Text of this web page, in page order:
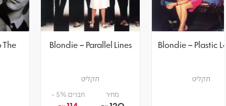
Blondie – Parallel Lines
Blondie – Eat To The